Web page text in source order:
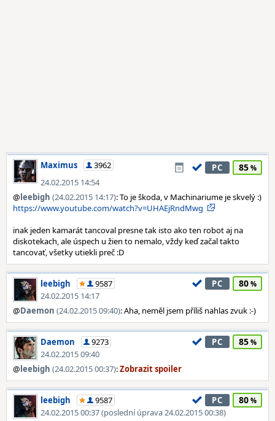
Maximus
3962
24.02.2015 14:54
PC 85
@leebigh (24.02.2015 14:17): To je škoda, v Machinariume je skvelý :)
https://www.youtube.com/watch?v=UHAEjRndMwg
inak jeden kamarát tancoval presne tak isto ako ten robot aj na
diskotekach, ale úspech u žien to nemalo, vždy keď začal takto
tancovať, všetky utiekli preč :D
leebigh
9587
24.02.2015 14:17
PC 80
@Daemon (24.02.2015 09:40): Aha, neměl jsem příliš nahlas zvuk :-)
Daemon
9273
24.02.2015 09:40
PC 85
@leebigh (24.02.2015 00:37):
leebigh
9587
24.02.2015 00:37 (poslední úprava 24.02.2015 00:38)
PC 80